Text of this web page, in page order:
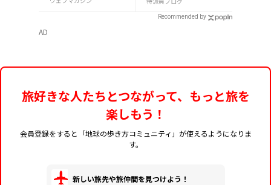
特派員ブログ
Recommended by
AD
旅好きな人たちとつながって、もっと旅を
楽しもう！
会員登録をすると「地球の歩き方コミュニティ」が使えるようになりま
す。
新しい旅先や旅仲間を見つけよう！